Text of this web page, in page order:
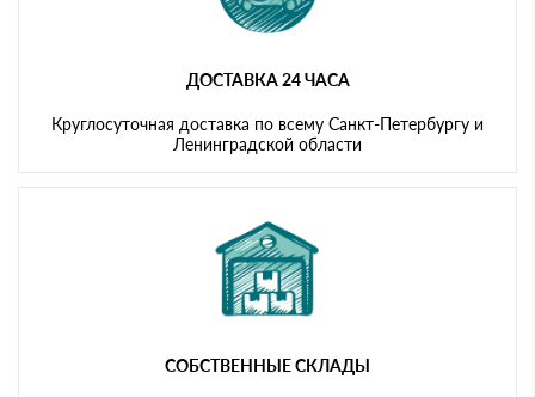
ДОСТАВКА 24 ЧАСА
Круглосуточная доставка по всему Санкт-Петербургу и
Ленинградской области
СОБСТВЕННЫЕ СКЛАДЫ